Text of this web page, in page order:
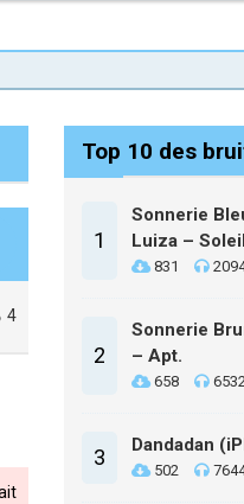
4
Top 10 des
1
Sonnerie
Luiza –
831
2
Sonnerie
– Apt.
658
3 Dandadan
502